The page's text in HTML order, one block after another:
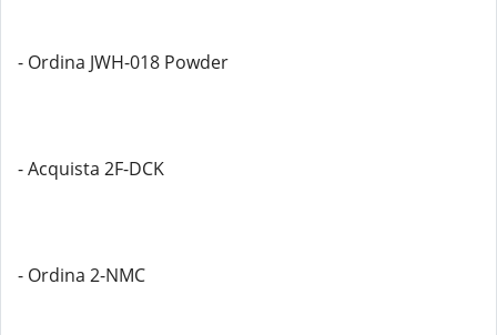
- Ordina JWH-018 Powder
- Acquista 2F-DCK
- Ordina 2-NMC